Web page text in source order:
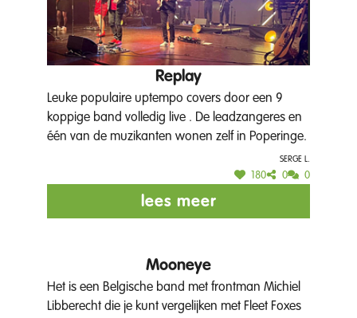
Replay
Leuke populaire uptempo covers door een 9
koppige band volledig live . De leadzangeres en
één van de muzikanten wonen zelf in Poperinge.
Serge L.
180 0 0
lees meer
Mooneye
Het is een Belgische band met frontman Michiel
Libberecht die je kunt vergelijken met Fleet Foxes